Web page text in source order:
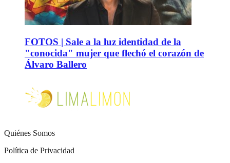
FOTOS | Sale a la luz identidad de la
"conocida" mujer que flechó el corazón de
Álvaro Ballero
Quiénes Somos
Política de Privacidad